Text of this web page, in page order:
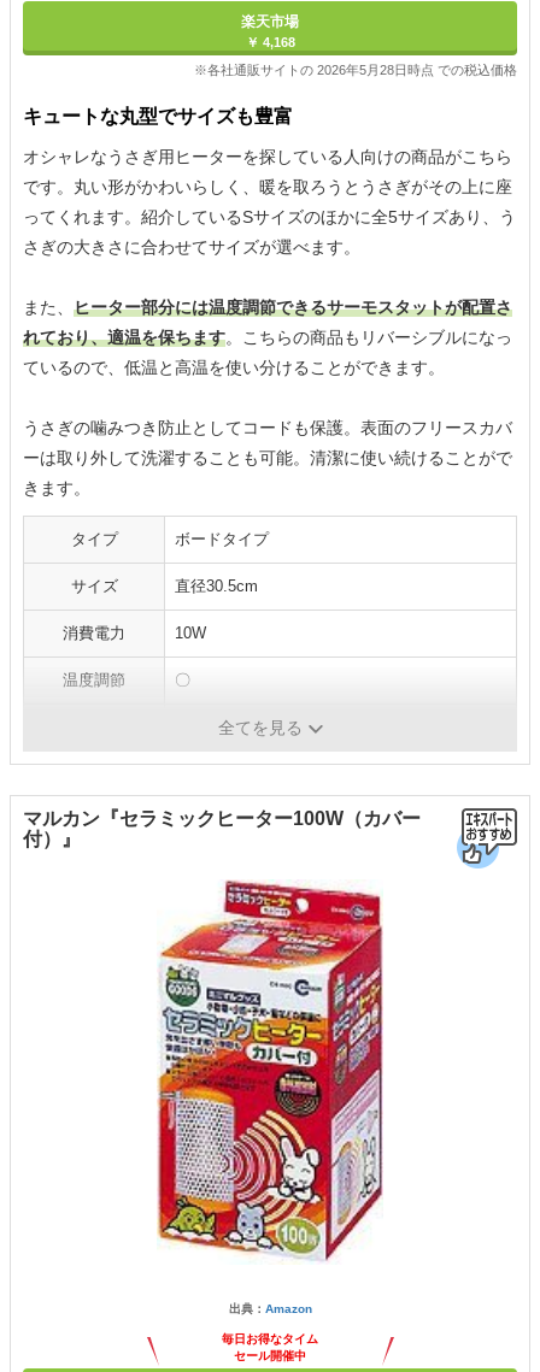
楽天市場
￥ 4,168
※各社通販サイトの 2026年5月28日時点 での税込価格
キュートな丸型でサイズも豊富
オシャレなうさぎ用ヒーターを探している人向けの商品がこちら
です。丸い形がかわいらしく、暖を取ろうとうさぎがその上に座
ってくれます。紹介しているSサイズのほかに全5サイズあり、う
さぎの大きさに合わせてサイズが選べます。
また、 ヒーター部分には温度調節できるサーモスタットが配置さ
れており、適温を保ちます。こちらの商品もリバーシブルになっ
ているので、低温と高温を使い分けることができます。
うさぎの噛みつき防止としてコードも保護。表面のフリースカバ
ーは取り外して洗濯することも可能。清潔に使い続けることがで
きます。
タイプ ボードタイプ
サイズ 直径30.5cm
消費電力 10W
温度調節 〇
全てを見る
マルカン『セラミックヒーター100W（カバー
付）』
出典： Amazon
毎日お得なタイム
セール開催中